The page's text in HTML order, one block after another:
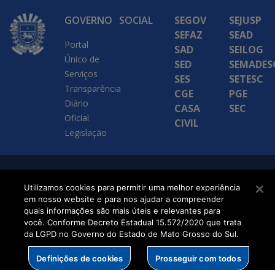
GOVERNO
Portal
Único de
Serviços
Transparência
Diário
Oficial
Legislação
SOCIAL
SEGOV
SEFAZ
SAD
SED
SES
CGE
CASA
CIVIL
SEJUSP
SEAD
SEILOG
SETESC
PGE
SEC
Executiva de
Transformação Digital
Utilizamos cookies para permitir uma melhor experiência
em nosso website e para nos ajudar a compreender
quais informações são mais úteis e relevantes para
você. Conforme Decreto Estadual 15.572/2020 que trata
da LGPD no Governo do Estado de Mato Grosso do Sul.
Definições de cookies Prosseguir com todos